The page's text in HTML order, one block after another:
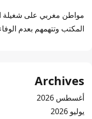
مواطن مغربي على
المكتب وتتهمهم بعدم
Archives
أغسطس 2026
يوليو 2026